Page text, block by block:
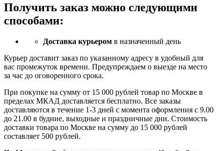
Получить заказ можно следующими
способами:
Доставка курьером в назначенный день
Курьер доставит заказ по указанному адресу в удобный для
вас промежуток времени. Предупреждаем о выезде на место
за час до оговоренного срока.
При покупке на сумму от 15 000 рублей товар по Москве в
пределах МКАД доставляется бесплатно. Все заказы
доставляются в течение 1-3 дней с момента оформления с 9.00
до 21.00 в будние, выходные и праздничные дни. Стоимость
доставки товара по Москве на сумму до 15 000 рублей
составляет 500 рублей.